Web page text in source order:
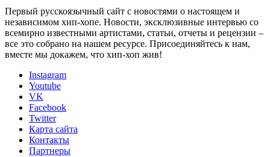
Первый русскоязычный сайт с новостями о настоящем и
независимом хип-хопе. Новости, эксклюзивные интервью со
всемирно известными артистами, статьи, отчеты и рецензии –
все это собрано на нашем ресурсе. Присоединяйтесь к нам,
вместе мы докажем, что хип-хоп жив!
Instagram
Youtube
VK
Facebook
Twitter
Карта сайта
Контакты
Партнеры